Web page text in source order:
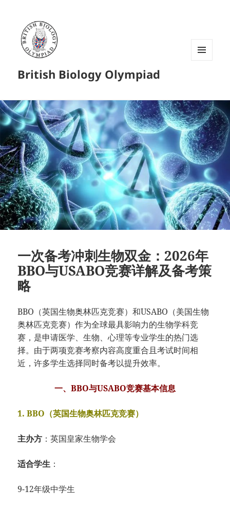
British Biology Olympiad
一次备考冲刺生物双金：2026年
BBO与USABO竞赛详解及备考策
略
BBO（英国生物奥林匹克竞赛）和USABO（美国生物
奥林匹克竞赛）作为全球最具影响力的生物学科竞
赛， 是申请医学、生物、心理等专业学生的热门选
择。 由于两项竞赛考察内容高度重合且考试时间相
近，许多学生选择同时备考以提升效率。
一、BBO与USABO竞赛基本信息
1. BBO（英国生物奥林匹克竞赛）
主办方 ：英国皇家生物学会
适合学生 ：
9-12年级中学生